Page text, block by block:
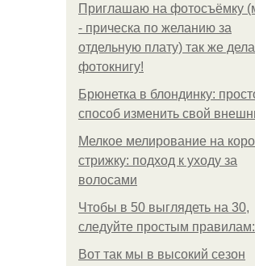
Приглашаю на фотосъёмку
- прическа по желанию за
отдельную плату) так же
фотокнигу!
Брюнетка в блондинку:
способ изменить свой
Мелкое мелирование на
стрижку: подход к уходу за
волосами
Чтобы в 50 выглядеть на 30,
следуйте простым правилам:
Вот так мы в высокий сезон